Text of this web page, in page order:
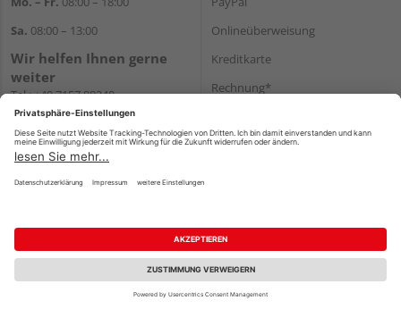
Sa. 08:00 – 13:00
Wir helfen Ihnen gerne
weiter
Tel.:+49 7157 88240
E-Mail:shop@holzland-
filderstadt.de
Onlineüberweisung
Kreditkarte
Rechnung*
Versand
Impressum AGB Widerruf
Datenschutz
Reservierungsbedingungen
Vertrag widerrufen